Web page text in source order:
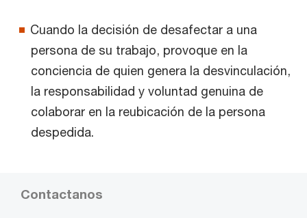
Cuando la decisión de desafectar a una
persona de su trabajo, provoque en la
conciencia de quien genera la desvinculación,
la responsabilidad y voluntad genuina de
colaborar en la reubicación de la persona
despedida.
Contactanos